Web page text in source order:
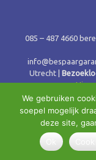
085 – 487 4660
Utrecht |
Hier
We gebruiken
soepel mogelijk
deze site,